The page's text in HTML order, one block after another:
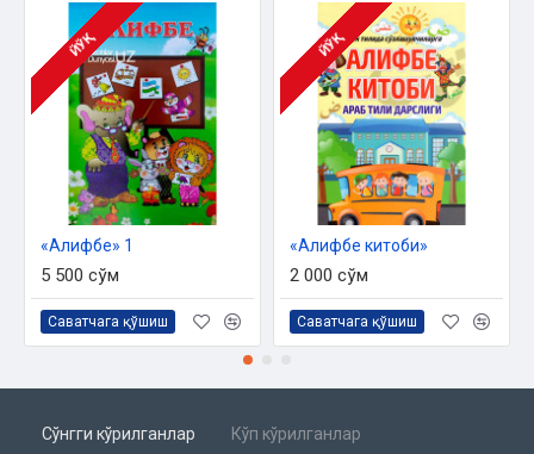
ЙЎҚ
«Алифбе» 1
5 500 сўм
Саватчага қўшиш
ЙЎҚ
«Алифбе китоби»
2 000 сўм
Саватчага қўшиш
Сўнгги кўрилганлар Кўп кўрилганлар